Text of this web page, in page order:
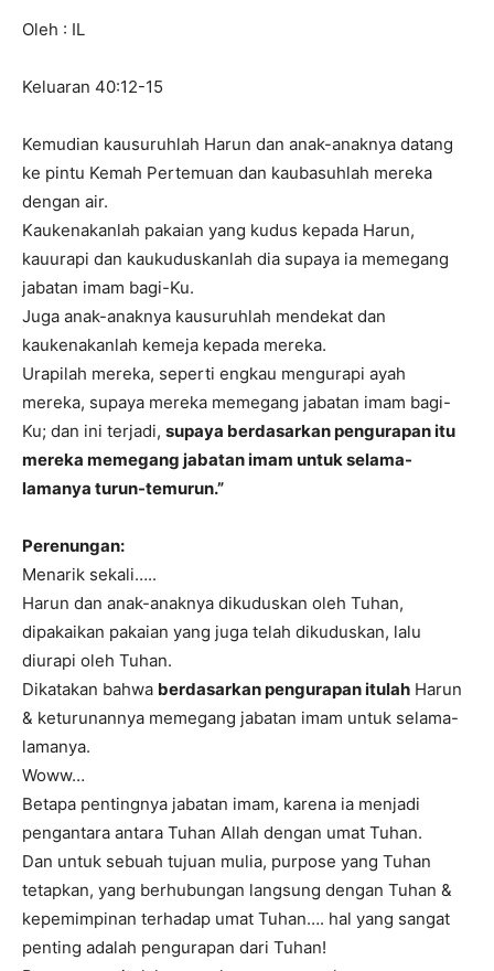
Oleh : IL
Keluaran 40:12-15
Kemudian kausuruhlah Harun dan anak-anaknya datang
ke pintu Kemah Pertemuan dan kaubasuhlah mereka
dengan air.
Kaukenakanlah pakaian yang kudus kepada Harun,
kauurapi dan kaukuduskanlah dia supaya ia memegang
jabatan imam bagi-Ku.
Juga anak-anaknya kausuruhlah mendekat dan
kaukenakanlah kemeja kepada mereka.
Urapilah mereka, seperti engkau mengurapi ayah
mereka, supaya mereka memegang jabatan imam bagi-
Ku; dan ini terjadi, supaya berdasarkan pengurapan itu
mereka memegang jabatan imam untuk selama-
lamanya turun-temurun.”
Perenungan:
Menarik sekali…..
Harun dan anak-anaknya dikuduskan oleh Tuhan,
dipakaikan pakaian yang juga telah dikuduskan, lalu
diurapi oleh Tuhan.
Dikatakan bahwa berdasarkan pengurapan itulah Harun
& keturunannya memegang jabatan imam untuk selama-
lamanya.
Woww…
Betapa pentingnya jabatan imam, karena ia menjadi
pengantara antara Tuhan Allah dengan umat Tuhan.
Dan untuk sebuah tujuan mulia, purpose yang Tuhan
tetapkan, yang berhubungan langsung dengan Tuhan &
kepemimpinan terhadap umat Tuhan…. hal yang sangat
penting adalah pengurapan dari Tuhan!